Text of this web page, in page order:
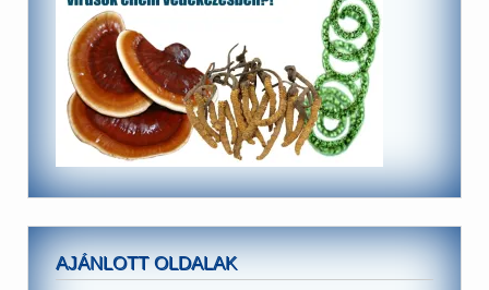
AJÁNLOTT OLDALAK